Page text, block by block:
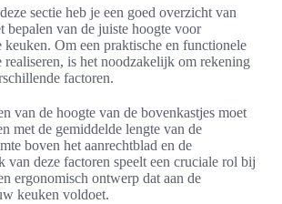
sectie heb je een goed overzicht van
bepalen van de juiste hoogte voor
keuken. Om een praktische en functionele
is het noodzakelijk om rekening
factoren.
van de hoogte van de bovenkastjes moet
met de gemiddelde lengte van de
boven het aanrechtblad en de
deze factoren speelt een cruciale rol bij
ergonomisch ontwerp dat aan de
keuken voldoet.